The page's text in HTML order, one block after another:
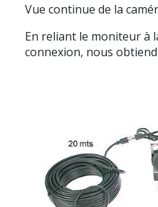
Vue continue de la
En reliant le moniteur à
connexion, nous